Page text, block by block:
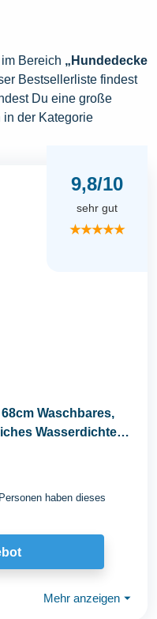
Bereich „Hundedecke
Bestsellerliste findest
Du eine große
der Kategorie
9,8/10
sehr gut
★★★★★
Waschbares,
Wasserdichtes
haben dieses
Mehr anzeigen ⏷